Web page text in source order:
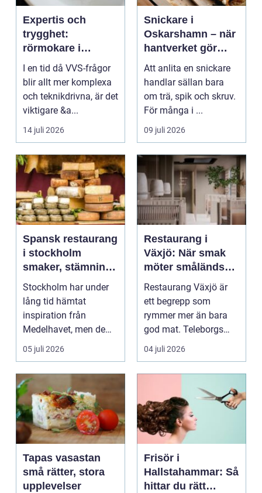
Expertis och
trygghet:
rörmokare i
jämtland
I en tid då VVS-frågor
blir allt mer komplexa
och teknikdrivna, är det
viktigare &a...
14 juli 2026
Snickare i
Oskarshamn – när
hantverket gör
skillnad i vardagen
Att anlita en snickare
handlar sällan bara
om trä, spik och skruv.
För många i ...
09 juli 2026
Spansk restaurang
i stockholm
smaker, stämning
och smarta val
Stockholm har under
lång tid hämtat
inspiration från
Medelhavet, men de
senaste åren har
spanska res...
05 juli 2026
Restaurang i
Växjö: När smak
möter småländsk
sjöutsikt
Restaurang Växjö är
ett begrepp som
rymmer mer än bara
god mat. Teleborgs
slott ...
04 juli 2026
Tapas vasastan
små rätter, stora
upplevelser
Frisör i
Hallstahammar: Så
hittar du rätt